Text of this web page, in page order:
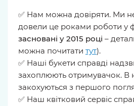
✅ Нам можна довіряти. Ми
довели це роками роботи у
засновані у 2015 році –
можна почитати тут).
✅ Наші букети справді
захоплюють отримувачок. В
закохуються з першого
✅ Наш квітковий сервіс